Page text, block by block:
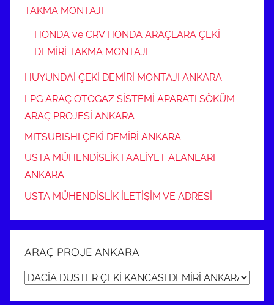
TAKMA MONTAJI
HONDA ve CRV HONDA ARAÇLARA ÇEKİ
DEMİRİ TAKMA MONTAJI
HUYUNDAİ ÇEKİ DEMİRİ MONTAJI ANKARA
LPG ARAÇ OTOGAZ SİSTEMİ APARATI SÖKÜM
ARAÇ PROJESİ ANKARA
MITSUBISHI ÇEKİ DEMİRİ ANKARA
USTA MÜHENDİSLİK FAALİYET ALANLARI
ANKARA
USTA MÜHENDİSLİK İLETİŞİM VE ADRESİ
ARAÇ PROJE ANKARA
ARAÇ